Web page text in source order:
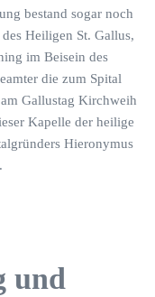
bestand sogar noch
Heiligen St. Gallus,
im Beisein des
die zum Spital
Gallustag Kirchweih
Kapelle der heilige
Hieronymus
und